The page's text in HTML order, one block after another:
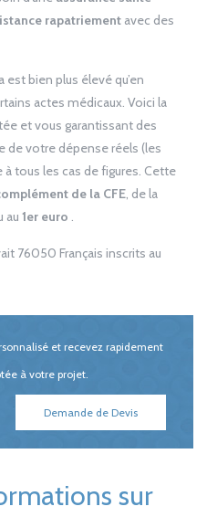
rapatriementavec des
bien plus élevé qu’en
actes médicaux. Voici la
et vous garantissant des
de votre dépense réels (les
à tous les cas de figures. Cette
de la CFE, de la
au 1er euro .
76050 Français inscrits au
et recevez rapidement
à votre projet.
Demande de Devis
sur